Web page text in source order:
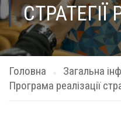
Головна
Загальна
Програма реалізації